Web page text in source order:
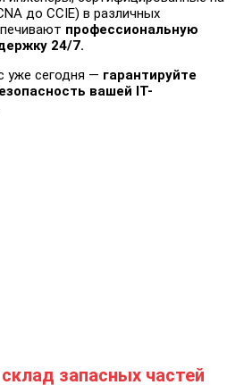
до CCIE) в различных
профессиональную
24/7.
уже сегодня — гарантируйте
вашей IT-
запасных частей